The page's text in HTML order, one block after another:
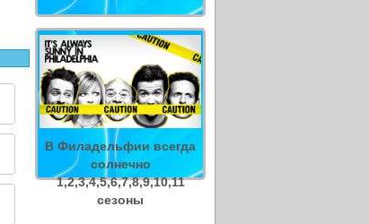
В Филадельфии всегда
солнечно
1,2,3,4,5,6,7,8,9,10,11
сезоны